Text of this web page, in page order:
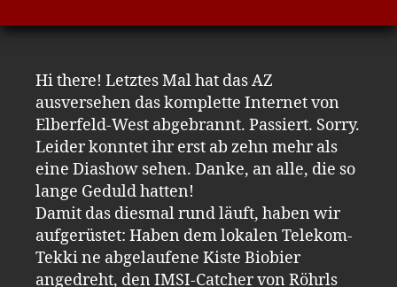
Hi there! Letztes Mal hat das AZ
ausversehen das komplette Internet von
Elberfeld-West abgebrannt. Passiert. Sorry.
Leider konntet ihr erst ab zehn mehr als
eine Diashow sehen. Danke, an alle, die so
lange Geduld hatten!
Damit das diesmal rund läuft, haben wir
aufgerüstet: Haben dem lokalen Telekom-
Tekki ne abgelaufene Kiste Biobier
angedreht, den IMSI-Catcher von Röhrls